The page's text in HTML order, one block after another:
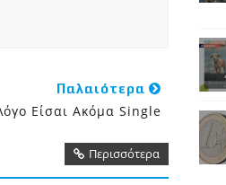
Παλαιότερα
Είσαι Ακόμα Single
Περισσότερα